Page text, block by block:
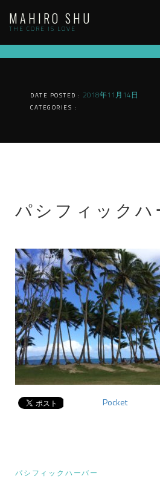
content
MAHIRO SHU
THE CORE IS LOVE
DATE POSTED : 2018年11月14日
CATEGORIES :
パシフィックハ
Pocket
投パシフィックハーバー